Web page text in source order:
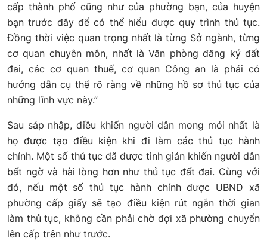
cấp thành phố cũng như của phường bạn, của huyện
bạn trước đây để có thể hiểu được quy trình thủ tục.
Đồng thời việc quan trọng nhất là từng Sở ngành, từng
cơ quan chuyên môn, nhất là Văn phòng đăng ký đất
đai, các cơ quan thuế, cơ quan Công an là phải có
hướng dẫn cụ thể rõ ràng về những hồ sơ thủ tục của
những lĩnh vực này.”
Sau sáp nhập, điều khiến người dân mong mỏi nhất là
họ được tạo điều kiện khi đi làm các thủ tục hành
chính. Một số thủ tục đã được tinh giản khiến người dân
bất ngờ và hài lòng hơn như thủ tục đất đai. Cùng với
đó, nếu một số thủ tục hành chính được UBND xã
phường cấp giấy sẽ tạo điều kiện rút ngắn thời gian
làm thủ tục, không cần phải chờ đợi xã phường chuyển
lên cấp trên như trước.